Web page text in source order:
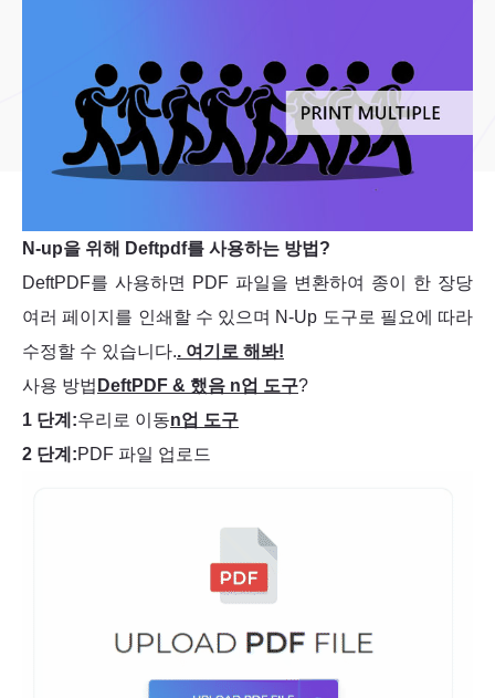
N-up을 위해 Deftpdf를 사용하는 방법?
DeftPDF를 사용하면 PDF 파일을 변환하여 종이 한 장당
여러 페이지를 인쇄할 수 있으며 N-Up 도구로 필요에 따라
수정할 수 있습니다.. 여기로 해봐!
사용 방법 DeftPDF & 했음 n업 도구?
1 단계:우리로 이동n업 도구
2 단계:PDF 파일 업로드